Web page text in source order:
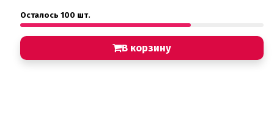
Осталось 100 шт.
В корзину